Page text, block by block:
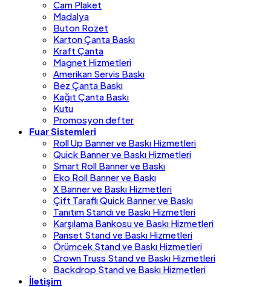
Cam Plaket
Madalya
Buton Rozet
Karton Çanta Baskı
Kraft Çanta
Magnet Hizmetleri
Amerikan Servis Baskı
Bez Çanta Baskı
Kağıt Çanta Baskı
Kutu
Promosyon defter
Fuar Sistemleri
Roll Up Banner ve Baskı Hizmetleri
Quick Banner ve Baskı Hizmetleri
Smart Roll Banner ve Baskı
Eko Roll Banner ve Baskı
X Banner ve Baskı Hizmetleri
Çift Taraflı Quick Banner ve Baskı
Tanıtım Standı ve Baskı Hizmetleri
Karşılama Bankosu ve Baskı Hizmetleri
Panset Stand ve Baskı Hizmetleri
Örümcek Stand ve Baskı Hizmetleri
Crown Truss Stand ve Baskı Hizmetleri
Backdrop Stand ve Baskı Hizmetleri
İletişim